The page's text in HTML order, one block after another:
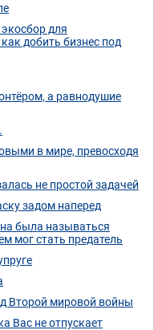
для
добить бизнес под
а равнодушие
в мире, превосходя
не простой задачей
задом наперед
была называться
мог стать предатель
Второй мировой войны
Вас не отпускает